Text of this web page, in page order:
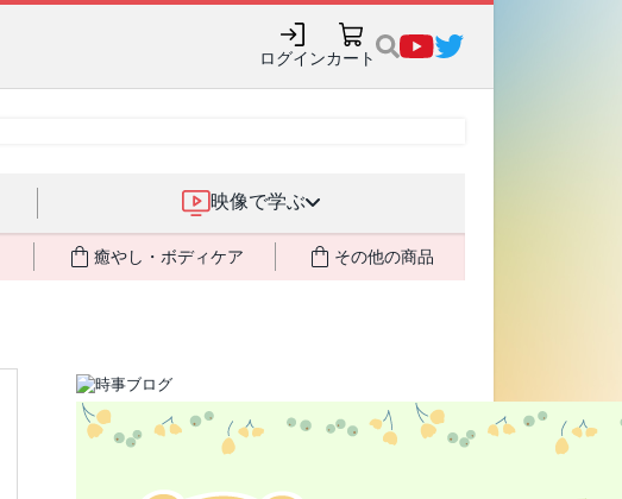
ログインカート
映像で学ぶ
癒やし・ボディケア その他の商品